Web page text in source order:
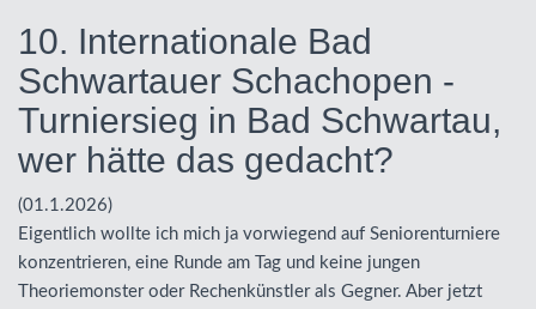
10. Internationale Bad
Schwartauer Schachopen -
Turniersieg in Bad Schwartau,
wer hätte das gedacht?
(01.1.2026)
Eigentlich wollte ich mich ja vorwiegend auf Seniorenturniere
konzentrieren, eine Runde am Tag und keine jungen
Theoriemonster oder Rechenkünstler als Gegner. Aber jetzt